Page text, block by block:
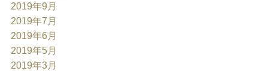
2019年9月
2019年7月
2019年6月
2019年5月
2019年3月